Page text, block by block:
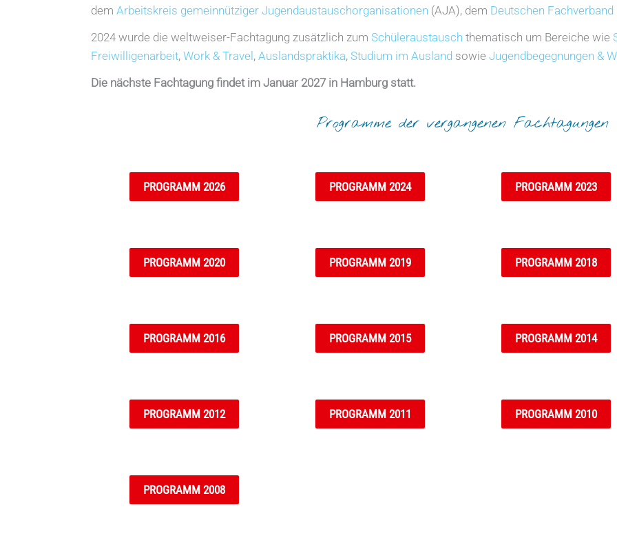
dem Arbeitskreis gemeinnütziger Jugendaustauschorganisationen (AJA), dem Deutschen
2024 wurde die weltweiser-Fachtagung zusätzlich zum Schüleraustausch thematisch um Bereiche wie
Freiwilligenarbeit, Work & Travel , Auslandspraktika, Studium im Ausland sowie Jugendbegegnungen &
Die nächste Fachtagung findet im Januar 2027 in Hamburg statt.
Programme der vergangenen Fachtagungen
PROGRAMM 2026 PROGRAMM 2024 PROGRAMM 2023
PROGRAMM 2020 PROGRAMM 2019 PROGRAMM 2018
PROGRAMM 2016 PROGRAMM 2015 PROGRAMM 2014
PROGRAMM 2012 PROGRAMM 2011 PROGRAMM 2010
PROGRAMM 2008